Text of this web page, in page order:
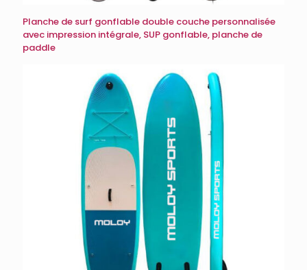
Planche de surf gonflable double couche personnalisée
avec impression intégrale, SUP gonflable, planche de
paddle